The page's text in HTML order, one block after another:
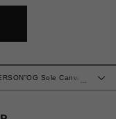
…
Sole Canvas